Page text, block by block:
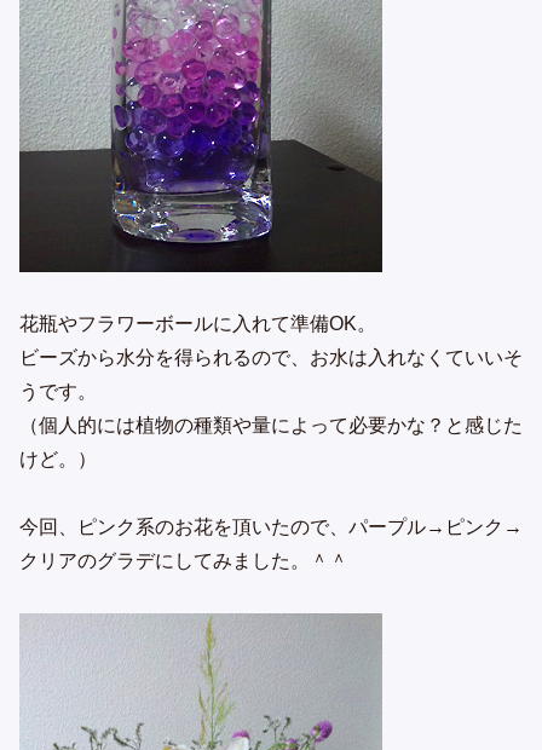
花瓶やフラワーボールに入れて準備OK。
ビーズから水分を得られるので、お水は入れなくていいそ
うです。
（個人的には植物の種類や量によって必要かな？と感じた
けど。）
今回、ピンク系のお花を頂いたので、パープル→ピンク→
クリアのグラデにしてみました。＾＾